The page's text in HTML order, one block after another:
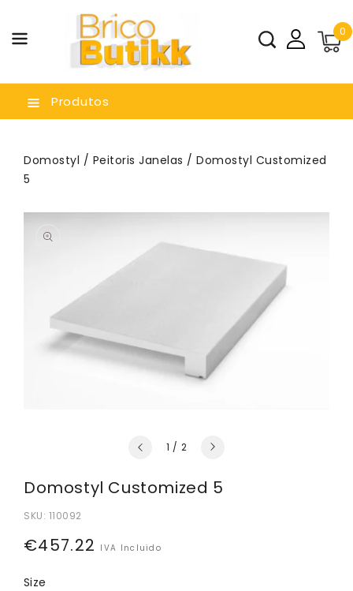
0
Produtos
Domostyl / Peitoris Janelas / Domostyl Customized
5
1 / de
2
Domostyl Customized 5
SKU: 110092
Preço
€457.22 IVA Incluido
Size